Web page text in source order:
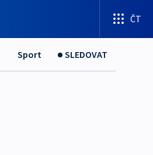
ČT
Sport SLEDOVAT